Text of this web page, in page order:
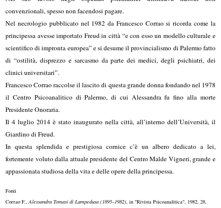
convenzionali, spesso non facendosi pagare.
Nel necrologio pubblicato nel 1982 da Francesco Corrao si ricorda come la
principessa avesse importato Freud in città “e con esso un modello culturale e
scientifico di impronta europea” e si desume il provincialismo di Palermo fatto
di “ostilità, disprezzo e sarcasmo da parte dei medici, degli psichiatri, dei
clinici universitari”.
Francesco Corrao raccolse il lascito di questa grande donna fondando nel 1978
il Centro Psicoanalitico di Palermo, di cui Alessandra fu fino alla morte
Presidente Onoraria.
Il 4 luglio 2014 è stato inaugurato nella città, all’interno dell’Università, il
Giardino di Freud.
In questa splendida e prestigiosa cornice c’è un albero dedicato a lei,
fortemente voluto dalla attuale presidente del Centro Malde Vigneri, grande e
appassionata studiosa della vita e delle opere della principessa.
Fonti
Corrao F.,Alessandra Tomasi di Lampedusa (1895–1982) , in "Rivista Psicoanalitica", 1982, 28,